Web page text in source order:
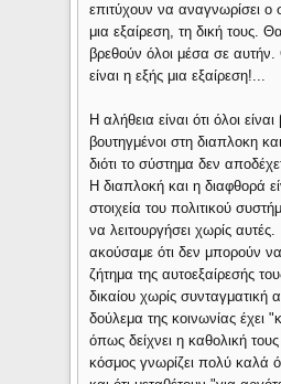
επιτύχουν να αναγνωρίσει ο
μια εξαίρεση, τη δική τους.
βρεθούν όλοι μέσα σε
είναι η εξής μια εξαίρεση!...
Η αλήθεια είναι ότι όλοι είναι
βουτηγμένοι στη διαπλοκη
διότι το σύστημα δεν
Η διαπλοκή και η διαφθορά
στοιχεία του πολιτικού
να λειτουργήσει χωρίς
ακούσαμε ότι δεν μπορούν
ζήτημα της αυτοεξαίρεσής
δικαίου χωρίς
δούλεμα της κοινωνίας έχει
όπως δείχνει η καθολική
κόσμος γνωρίζει πολύ καλά